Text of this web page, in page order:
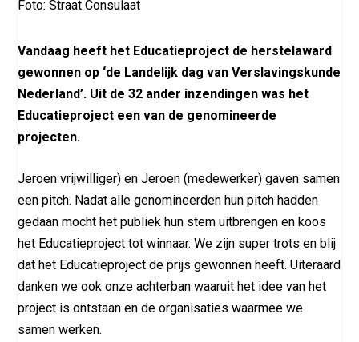
Foto: Straat Consulaat
Vandaag heeft het Educatieproject de herstelaward
gewonnen op ‘de Landelijk dag van Verslavingskunde
Nederland’. Uit de 32 ander inzendingen was het
Educatieproject een van de genomineerde
projecten.
Jeroen vrijwilliger) en Jeroen (medewerker) gaven samen
een pitch. Nadat alle genomineerden hun pitch hadden
gedaan mocht het publiek hun stem uitbrengen en koos
het Educatieproject tot winnaar. We zijn super trots en blij
dat het Educatieproject de prijs gewonnen heeft. Uiteraard
danken we ook onze achterban waaruit het idee van het
project is ontstaan en de organisaties waarmee we
samen werken.